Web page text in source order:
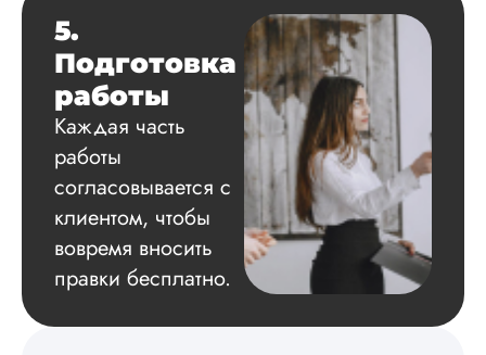
приложения,
поставили ссылки
все
литературные
источники.
Уникальность
читается
на одном дыхании.
Евгений
Иванович
5.
Подготовка
работы
Каждая часть
работы
согласовывается с
клиентом, чтобы
вовремя вносить
правки бесплатно.